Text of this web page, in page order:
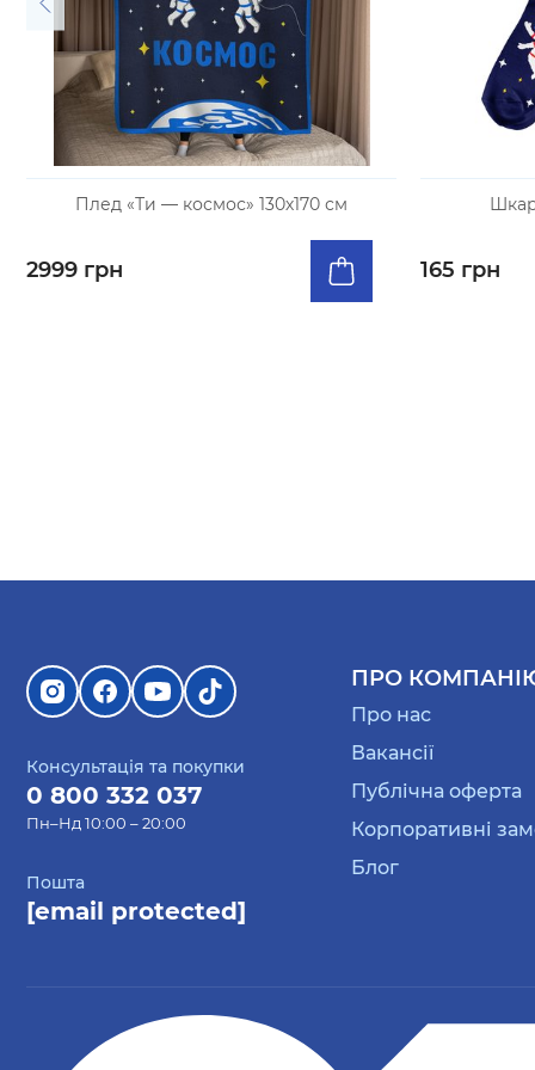
Плед «Ти — космос» 130х170 см
2999 грн 165 грн
Консультація та покупки
0 800 332 037
Пн–Нд 10:00 – 20:00
Пошта
[email protected]
ПРО
Про нас
Вакансії
Публічна оферта
Корпоративні
Блог